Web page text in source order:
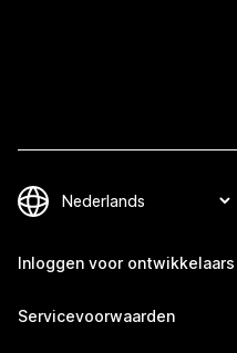
Inloggen voor ontwikkelaars
Servicevoorwaarden